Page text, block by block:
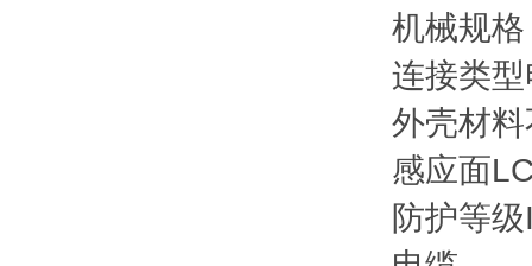
机械规格
连接类型
外壳材料
感应面
防护等级